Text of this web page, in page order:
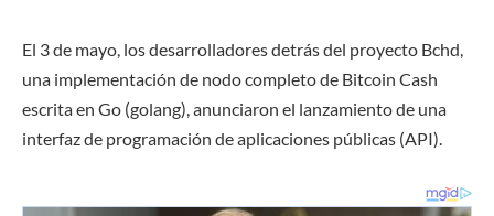
El 3 de mayo, los desarrolladores detrás del proyecto Bchd,
una implementación de nodo completo de Bitcoin Cash
escrita en Go (golang), anunciaron el lanzamiento de una
interfaz de programación de aplicaciones públicas (API).